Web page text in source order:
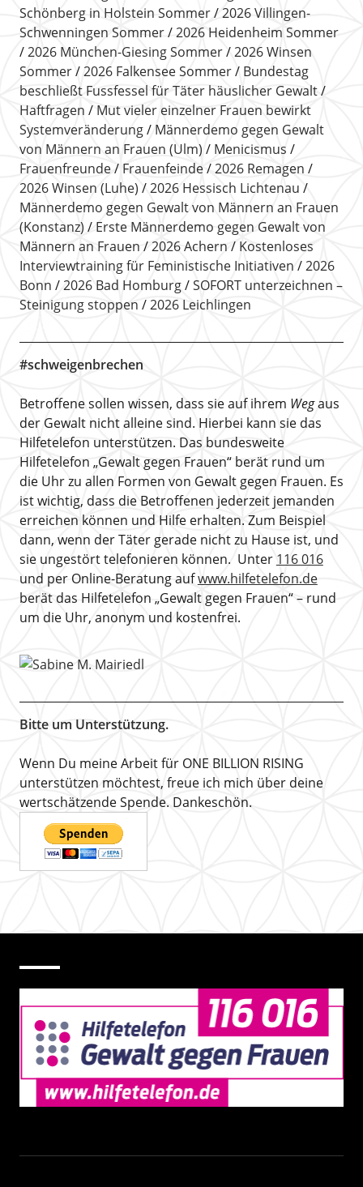
Schönberg in Holstein Sommer
2026 Villingen-
Schwenningen Sommer
2026 Heidenheim Sommer
2026 München-Giesing Sommer
2026 Winsen
Sommer
2026 Falkensee Sommer
Bundestag
beschließt Fussfessel für Täter häuslicher Gewalt
Haftfragen
Mut vieler einzelner Frauen bewirkt
Systemveränderung
Männerdemo gegen Gewalt
von Männern an Frauen (Ulm)
Menicismus
Frauenfreunde
Frauenfeinde
2026 Remagen
2026 Winsen (Luhe)
2026 Hessisch Lichtenau
Männerdemo gegen Gewalt von Männern an Frauen
(Konstanz)
Erste Männerdemo gegen Gewalt von
Männern an Frauen
2026 Achern
Kostenloses
Interviewtraining für Feministische Initiativen
2026
Bonn
2026 Bad Homburg
SOFORT unterzeichnen –
Steinigung stoppen
2026 Leichlingen
#schweigenbrechen
Betroffene sollen wissen, dass sie auf ihrem Wegaus
der Gewalt nicht alleine sind. Hierbei kann sie das
Hilfetelefon unterstützen. Das bundesweite
Hilfetelefon „Gewalt gegen Frauen“ berät rund um
die Uhr zu allen Formen von Gewalt gegen Frauen. Es
ist wichtig, dass die Betroffenen jederzeit jemanden
erreichen können und Hilfe erhalten. Zum Beispiel
dann, wenn der Täter gerade nicht zu Hause ist, und
sie ungestört telefonieren können. Unter 116 016
und per Online-Beratung aufwww.hilfetelefon.de
berät das Hilfetelefon „Gewalt gegen Frauen“ – rund
um die Uhr, anonym und kostenfrei.
Bitte um Unterstützung.
Wenn Du meine Arbeit für ONE BILLION RISING
unterstützen möchtest, freue ich mich über deine
wertschätzende Spende. Dankeschön.